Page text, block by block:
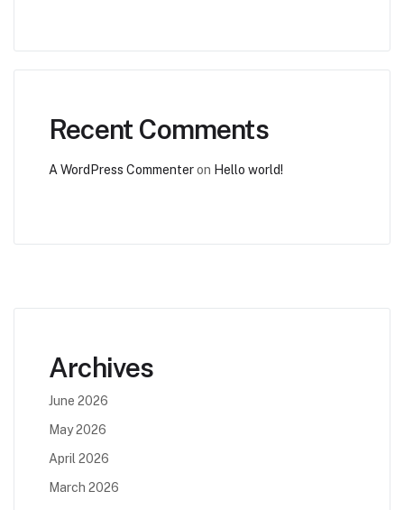
Recent Comments
A WordPress Commenteron Hello world!
Archives
June 2026
May 2026
April 2026
March 2026